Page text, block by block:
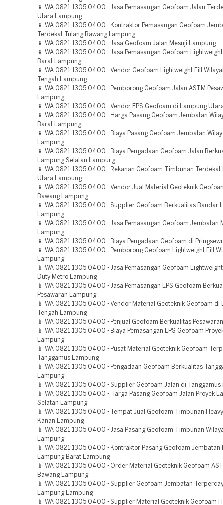
📱 WA 0821 1305 0400 - Jasa Pemasangan Geofoam Jalan
Utara Lampung
📱 WA 0821 1305 0400 - Kontraktor Pemasangan Geofoam
Terdekat Tulang Bawang Lampung
📱 WA 0821 1305 0400 - Jasa Geofoam Jalan Mesuji Lampung
📱 WA 0821 1305 0400 - Jasa Pemasangan Geofoam
Barat Lampung
📱 WA 0821 1305 0400 - Vendor Geofoam Lightweight Fill
Tengah Lampung
📱 WA 0821 1305 0400 - Pemborong Geofoam Jalan ASTM
Lampung
📱 WA 0821 1305 0400 - Vendor EPS Geofoam di Lampung
📱 WA 0821 1305 0400 - Harga Pasang Geofoam Jembatan
Barat Lampung
📱 WA 0821 1305 0400 - Biaya Pasang Geofoam Jembatan
Lampung
📱 WA 0821 1305 0400 - Biaya Pengadaan Geofoam Jalan
Lampung Selatan Lampung
📱 WA 0821 1305 0400 - Rekanan Geofoam Timbunan Terdekat
Utara Lampung
📱 WA 0821 1305 0400 - Vendor Jual Material Geoteknik
Bawang Lampung
📱 WA 0821 1305 0400 - Supplier Geofoam Berkualitas Bandar
Lampung
📱 WA 0821 1305 0400 - Jasa Pemasangan Geofoam Jembatan
Lampung
📱 WA 0821 1305 0400 - Biaya Pengadaan Geofoam di
📱 WA 0821 1305 0400 - Pemborong Geofoam Lightweight Fill
Lampung
📱 WA 0821 1305 0400 - Jasa Pemasangan Geofoam
Duty Metro Lampung
📱 WA 0821 1305 0400 - Jasa Pemasangan EPS Geofoam
Pesawaran Lampung
📱 WA 0821 1305 0400 - Vendor Material Geoteknik Geofoam di
Tengah Lampung
📱 WA 0821 1305 0400 - Penjual Geofoam Berkualitas
📱 WA 0821 1305 0400 - Biaya Pemasangan EPS Geofoam
Lampung
📱 WA 0821 1305 0400 - Pusat Material Geoteknik Geofoam
Tanggamus Lampung
📱 WA 0821 1305 0400 - Pengadaan Geofoam Berkualitas
Lampung
📱 WA 0821 1305 0400 - Supplier Geofoam Jalan di Tanggamus
📱 WA 0821 1305 0400 - Harga Pasang Geofoam Jalan Proyek
Selatan Lampung
📱 WA 0821 1305 0400 - Tempat Jual Geofoam Timbunan Heavy
Kanan Lampung
📱 WA 0821 1305 0400 - Jasa Pasang Geofoam Timbunan
Lampung
📱 WA 0821 1305 0400 - Kontraktor Pasang Geofoam Jembatan
Lampung Barat Lampung
📱 WA 0821 1305 0400 - Order Material Geoteknik Geofoam
Bawang Lampung
📱 WA 0821 1305 0400 - Supplier Geofoam Jembatan
Lampung Lampung
📱 WA 0821 1305 0400 - Supplier Material Geoteknik Geofoam